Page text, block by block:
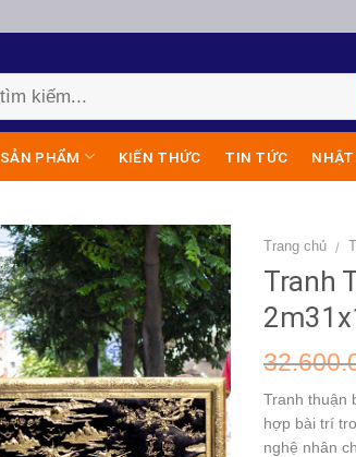
SẢN PHẨM KIẾN THỨC TIN TỨC NHẬT
Trang chủ /
Tranh
Tranh thuận
hợp bài trí
nghệ nhân